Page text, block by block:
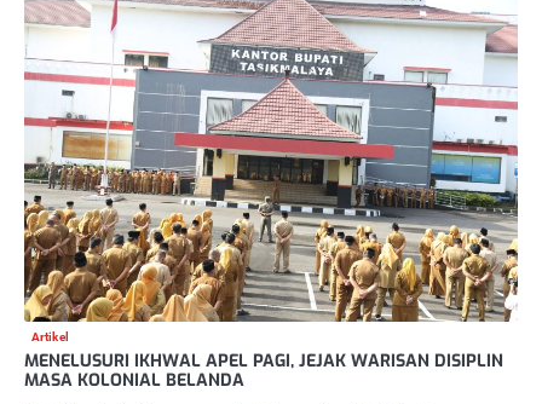
Artikel
MENELUSURI IKHWAL APEL PAGI, JEJAK WARISAN DISIPLIN
MASA KOLONIAL BELANDA